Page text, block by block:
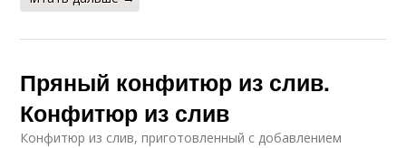
Пряный конфитюр из слив.
Конфитюр из слив
Конфитюр из слив, приготовленный с добавлением